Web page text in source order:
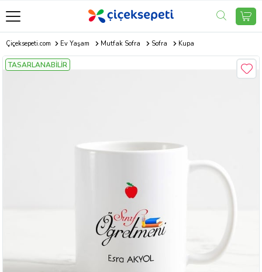
Çiçeksepeti.com Ev Yaşam Mutfak Sofra Sofra Kupa
TASARLANABİLİR